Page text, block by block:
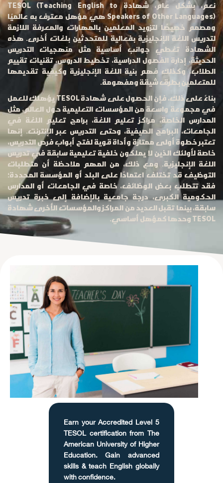
نعم، بشكل عام، شهادة TESOL (Teaching English to
Speakers of Other Languages) هي مؤهل معترف به عالميًا
ومصمم خصيصًا لتزويد المعلمين بالمهارات والمعرفة اللازمة
لتدريس اللغة الإنجليزية بفعالية للمتحدثين بلغات أخرى. هذه
الشهادة تغطي جوانب أساسية مثل منهجيات التدريس
الحديثة، إدارة الفصول الدراسية، تخطيط الدروس، تقنيات تقييم
الطلاب، وكذلك فهم بنية اللغة الإنجليزية وكيفية تقديمها
للمتعلمين بطرق شيقة ومفهومة.
بناءً على ذلك، فإن الحصول على شهادة TESOL يؤهلك للعمل
في مجموعة واسعة من المؤسسات التعليمية حول العالم، مثل
المدارس الخاصة، مراكز تعليم اللغة، برامج تعليم اللغة في
الجامعات، البرامج الصيفية، وحتى التدريس عبر الإنترنت. إنها
تعتبر خطوة أولى ممتازة وأداة قوية لفتح أبواب فرص التدريس،
خاصة لأولئك الذين لا يملكون خلفية تعليمية سابقة في تدريس
اللغة الإنجليزية. ومع ذلك، من المهم ملاحظة أن متطلبات
التوظيف قد تختلف اعتمادًا على البلد أو المؤسسة المحددة؛
فقد تتطلب بعض الوظائف، خاصة في الجامعات أو المدارس
الحكومية الكبرى، درجة جامعية بالإضافة إلى خبرة تدريس
سابقة، بينما تقبل العديد من المراكز والمؤسسات الأخرى شهادة
TESOL وحدها كمؤهل أساسي.
Earn your Accredited Level 5
TESOL certification from The
American University of Higher
Education. Gain advanced
skills & teach English globally
with confidence.